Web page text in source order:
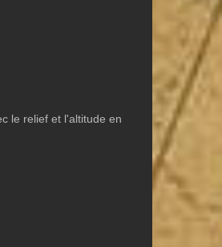
le relief et l'altitude en